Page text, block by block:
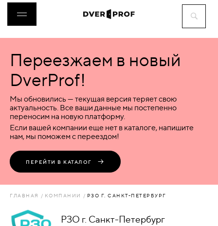
ДВЕРИ
ФУРНИТУРА
ВОРОТА
ПЕРЕГОРОДКИ
АКСЕССУАРЫ
Переезжаем в новый
DverProf!
Мы обновились — текущая версия теряет свою
актуальность. Все ваши данные мы постепенно
переносим на новую платформу.
Если вашей компании еще нет в каталоге, напишите
нам, мы поможем с переездом!
ПЕРЕЙТИ В КАТАЛОГ
ГЛАВНАЯ КОМПАНИИ РЗО Г. САНКТ-ПЕТЕРБУРГ
РЗО г. Санкт-Петербург